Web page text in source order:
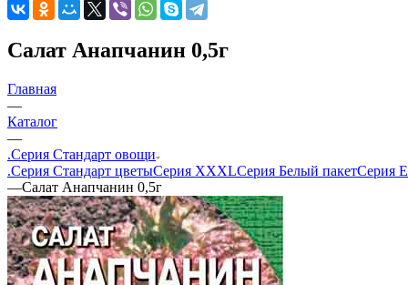
Салат Анапчанин 0,5г
Главная
—
Каталог
—
.Серия Стандарт овощи
.Серия Стандарт цветыСерия XXXLСерия Белый пакетСерия
—Салат Анапчанин 0,5г